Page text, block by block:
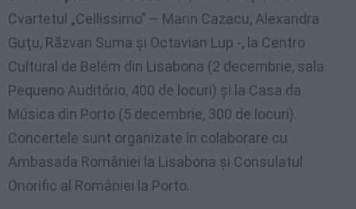
Cvartetul „Cellissimo” – Marin Cazacu, Alexandra
Guţu, Răzvan Suma şi Octavian Lup -, la Centro
Cultural de Belém din Lisabona (2 decembrie, sala
Pequeno Auditório, 400 de locuri) şi la Casa da
Música din Porto (5 decembrie, 300 de locuri).
Concertele sunt organizate în colaborare cu
Ambasada României la Lisabona şi Consulatul
Onorific al României la Porto.